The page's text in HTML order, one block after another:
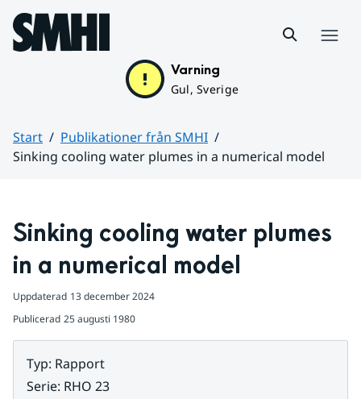
Hoppa till sidans innehåll
Varning
Gul, Sverige
Start
Publikationer från SMHI
Sinking cooling water plumes in a numerical model
Sinking cooling water plumes
in a numerical model
Uppdaterad 13 december 2024
Publicerad 25 augusti 1980
Typ: Rapport
Serie: RHO 23